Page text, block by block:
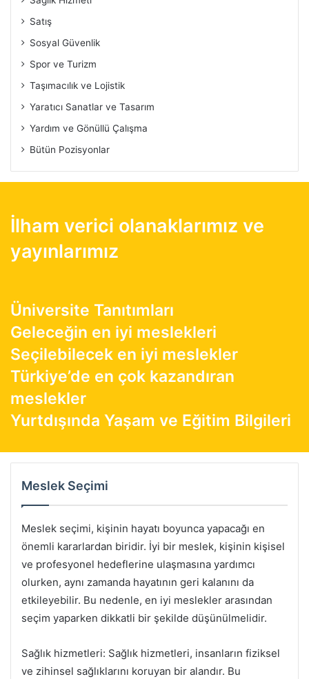
Satış
Sosyal Güvenlik
Spor ve Turizm
Taşımacılık ve Lojistik
Yaratıcı Sanatlar ve Tasarım
Yardım ve Gönüllü Çalışma
Bütün Pozisyonlar
İlham verici olanaklarımız ve
yayınlarımız
Üniversite Tanıtımları
Geleceğin en iyi meslekleri
Seçilebilecek en iyi meslekler
Türkiye’de en çok kazandıran
meslekler
Yurtdışında Yaşam ve Eğitim Bilgileri
Meslek Seçimi
Meslek seçimi, kişinin hayatı boyunca yapacağı en
önemli kararlardan biridir. İyi bir meslek, kişinin kişisel
ve profesyonel hedeflerine ulaşmasına yardımcı
olurken, aynı zamanda hayatının geri kalanını da
etkileyebilir. Bu nedenle, en iyi meslekler arasından
seçim yaparken dikkatli bir şekilde düşünülmelidir.
Sağlık hizmetleri: Sağlık hizmetleri, insanların fiziksel
ve zihinsel sağlıklarını koruyan bir alandır. Bu